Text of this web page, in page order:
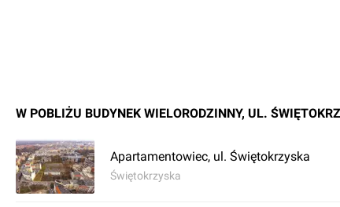
W POBLIŻU BUDYNEK WIELORODZINNY, UL.
Apartamentowiec, ul. Świętokrzyska
Świętokrzyska